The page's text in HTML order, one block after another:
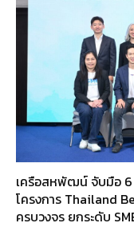
เครือสหพัฒน์ จับมือ
โครงการ Thailand
ครบวงจร ยกระดับ